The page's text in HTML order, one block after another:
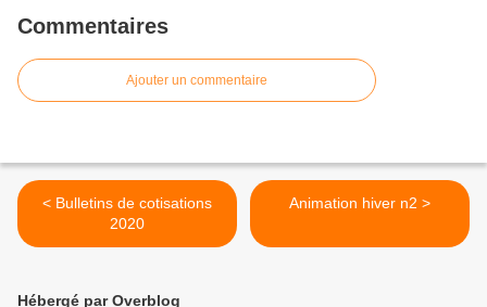
Commentaires
Ajouter un commentaire
< Bulletins de cotisations
2020
Animation hiver n2 >
Hébergé par Overblog